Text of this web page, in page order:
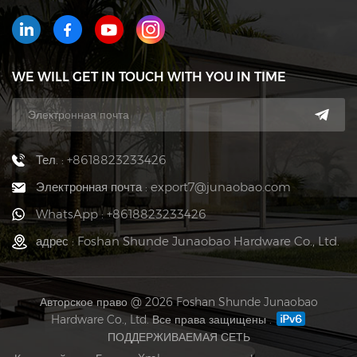
WE WILL GET IN TOUCH WITH YOU IN TIME
Тел. : +8618823233426
Электронная почта : export7@junaobao.com
WhatsApp : +8618823233426
адрес : Foshan Shunde Junaobao Hardware Co., Ltd.
Авторское право @ 2026 Foshan Shunde Junaobao
Hardware Co., Ltd. Все права защищены .
ПОДДЕРЖИВАЕМАЯ СЕТЬ